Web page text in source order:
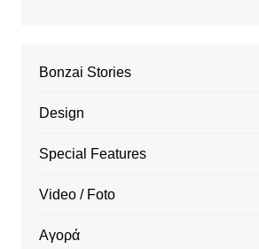
Bonzai Stories
Design
Special Features
Video / Foto
Αγορά